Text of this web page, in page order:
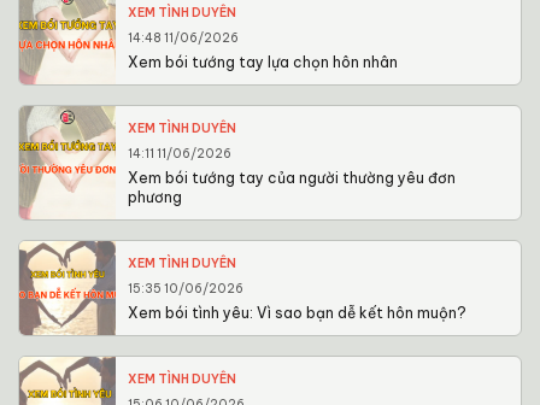
XEM TÌNH DUYÊN
14:48 11/06/2026
Xem bói tướng tay lựa chọn hôn nhân
XEM TÌNH DUYÊN
14:11 11/06/2026
Xem bói tướng tay của người thường yêu đơn
phương
XEM TÌNH DUYÊN
15:35 10/06/2026
Xem bói tình yêu: Vì sao bạn dễ kết hôn muộn?
XEM TÌNH DUYÊN